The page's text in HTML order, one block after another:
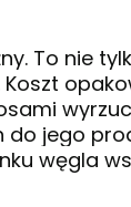
To nie
jego
węgla